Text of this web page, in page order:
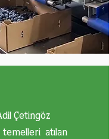
Çetingöz
atılan